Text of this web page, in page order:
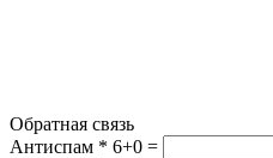
Обратная связь
Антиспам * 6+0 =